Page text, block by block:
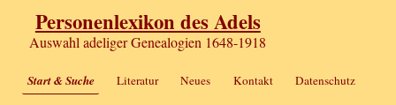
Personenlexikon des Adels
Auswahl adeliger Genealogien 1648-1918
Start & Suche Literatur Neues Kontakt Datenschutz